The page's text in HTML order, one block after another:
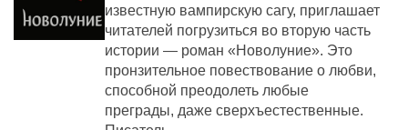
известную вампирскую сагу, приглашает
читателей погрузиться во вторую часть
истории — роман «Новолуние». Это
пронзительное повествование о любви,
способной преодолеть любые
преграды, даже сверхъестественные.